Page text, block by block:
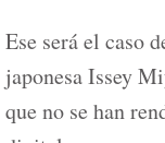
Ese será el caso
japonesa Issey
que no se han